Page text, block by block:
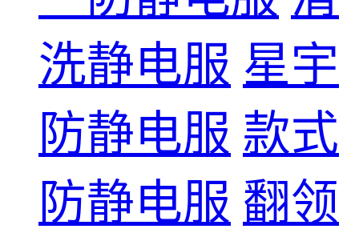
洗静电服 星宇
防静电服 款式
防静电服 翻领